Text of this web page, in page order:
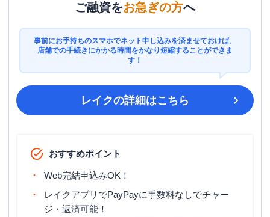
ご融資をお急ぎの方へ
事前にお手持ちのスマホでネット申し込みを済ませておけば、
店舗での手続きにかかる時間をかなり短縮することができま
す！
レイクの詳細はこちら
おすすめポイント
Web完結申込みOK！
レイクアプリでPayPayに手数料なしでチャー
ジ・返済可能！